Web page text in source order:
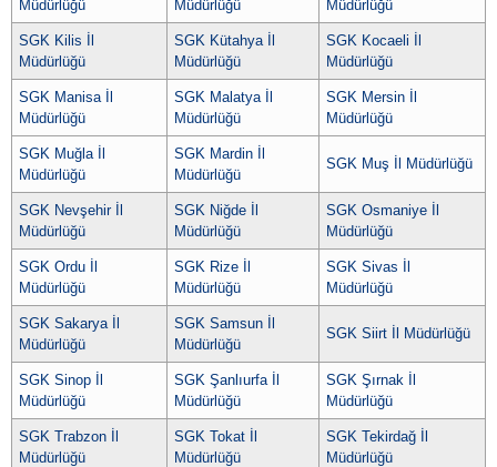
Müdürlüğü Müdürlüğü Müdürlüğü
SGK Kilis İl
Müdürlüğü
SGK Kütahya İl
Müdürlüğü
SGK Kocaeli İl
Müdürlüğü
SGK Manisa İl
Müdürlüğü
SGK Malatya İl
Müdürlüğü
SGK Mersin İl
Müdürlüğü
SGK Muğla İl
Müdürlüğü
SGK Mardin İl
Müdürlüğü
SGK Muş İl Müdürlüğü
SGK Nevşehir İl
Müdürlüğü
SGK Niğde İl
Müdürlüğü
SGK Osmaniye İl
Müdürlüğü
SGK Ordu İl
Müdürlüğü
SGK Rize İl
Müdürlüğü
SGK Sivas İl
Müdürlüğü
SGK Sakarya İl
Müdürlüğü
SGK Samsun İl
Müdürlüğü
SGK Siirt İl Müdürlüğü
SGK Sinop İl
Müdürlüğü
SGK Şanlıurfa İl
Müdürlüğü
SGK Şırnak İl
Müdürlüğü
SGK Trabzon İl
Müdürlüğü
SGK Tokat İl
Müdürlüğü
SGK Tekirdağ İl
Müdürlüğü